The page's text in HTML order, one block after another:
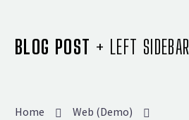
BLOG POST + LEFT SIDEBAR
Home
Web (Demo)